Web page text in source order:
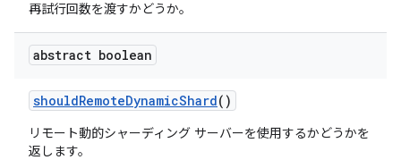
再試行回数を渡すかどうか。
abstract boolean
shouldRemoteDynamicShard()
リモート動的シャーディング サーバーを使用するかどうかを
返します。